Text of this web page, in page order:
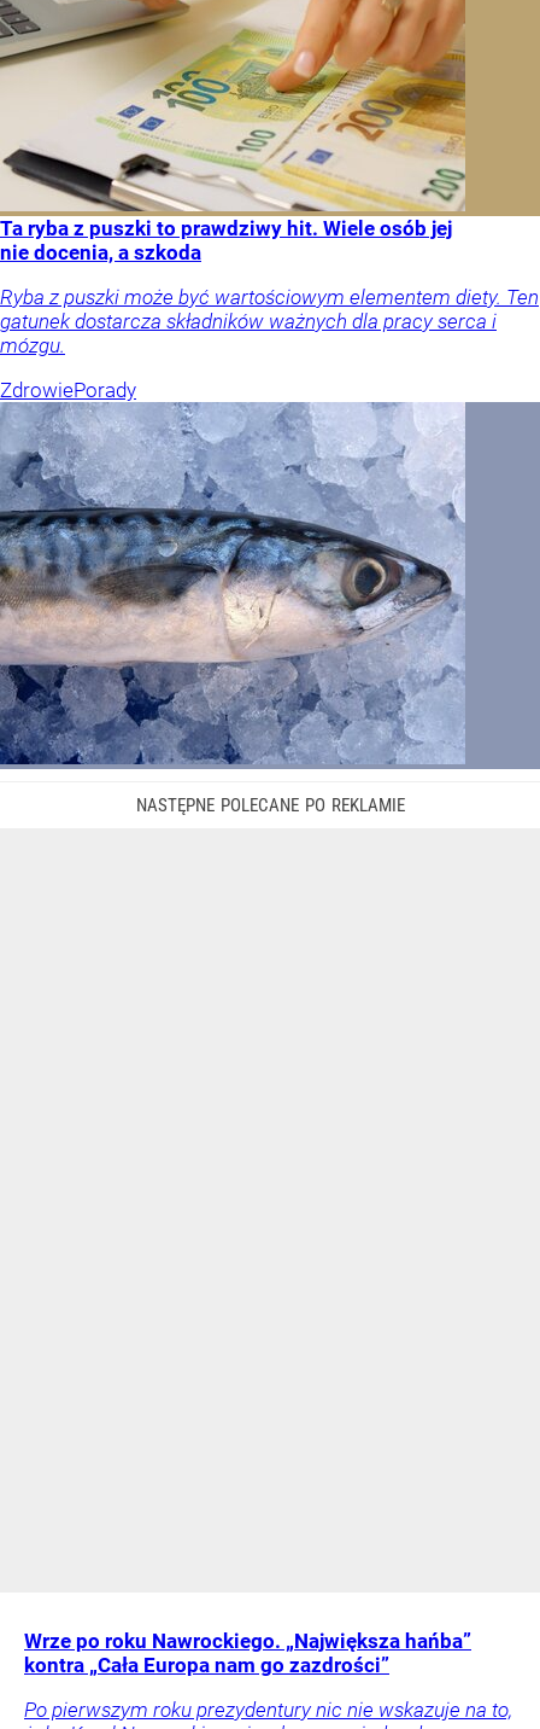
Ta ryba z puszki to prawdziwy hit. Wiele osób jej
nie docenia, a szkoda
Ryba z puszki może być wartościowym elementem diety. Ten
gatunek dostarcza składników ważnych dla pracy serca i
mózgu.
ZdrowiePorady
Wrze po roku Nawrockiego. „Największa hańba”
kontra „Cała Europa nam go zazdrości”
Po pierwszym roku prezydentury nic nie wskazuje na to,